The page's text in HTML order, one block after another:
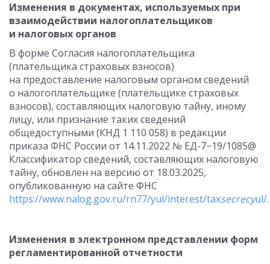
Изменения в документах, используемых при
взаимодействии налогоплательщиков
и налоговых органов
В форме Согласия налогоплательщика
(плательщика страховых взносов)
на предоставление налоговым органом сведений
о налогоплательщике (плательщике страховых
взносов), составляющих налоговую тайну, иному
лицу, или признание таких сведений
общедоступными (КНД 1 110 058) в редакции
приказа ФНС России от 14.11.2022 № ЕД-7−19/1085@
Классификатор сведений, составляющих налоговую
тайну, обновлен на версию от 18.03.2025,
опубликованную на сайте ФНС
https://www.nalog.gov.ru/rn77/yul/interest/taxsecrecyul/.
Изменения в электронном представлении форм
регламентированной отчетности